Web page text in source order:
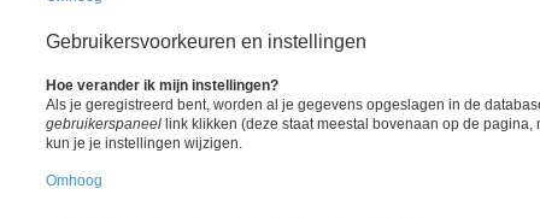
Gebruikersvoorkeuren en instellingen
Hoe verander ik mijn instellingen?
Als je geregistreerd bent, worden al je gegevens opgeslagen in de
gebruikerspaneel link klikken (deze staat meestal bovenaan op de
kun je je instellingen wijzigen.
Omhoog